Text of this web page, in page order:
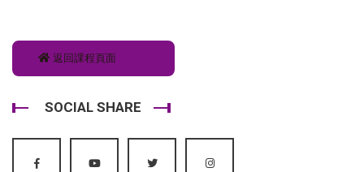
返回課程頁面
SOCIAL SHARE